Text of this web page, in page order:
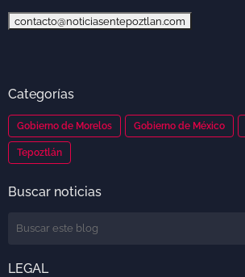
contacto@noticiasentepoztlan.com
Categorías
Gobierno de Morelos Gobierno de México
Tepoztlán
Buscar noticias
LEGAL